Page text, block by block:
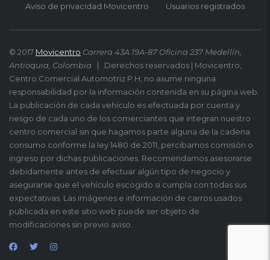
Aviso de privacidad Movicentro
Usuarios registrados
© 2017 Movicentro Carrera 43A 19A-87 Oficina 237 Medellín,
Antioquia, Colombia
Derechos reservados | Movicentro,
Centro Comercial Automotriz P.H, no asume ninguna
responsabilidad por la información contenida en su página web.
La publicación de cada vehículo es efectuada por cuenta y
riesgo de cada uno de los comerciantes que integran nuestro
centro comercial sin que hagamos parte alguna de la cadena
consumo conforme la ley 1480 de 2011, percibamos comisión o
ingreso por dichas publicaciones. Recomendamos asesorarse
debidamente antes de efectuar algún tipo de negocio y
asegurarse que el vehículo escogido si cumpla con todas sus
expectativas. Las imágenes e información de carros usados
publicada en este sitio web puede ser objeto de
modificaciones sin previo aviso.